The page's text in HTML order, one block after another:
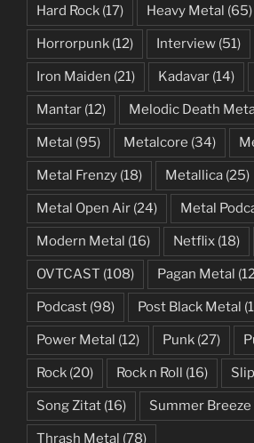
Hard Rock (17) Heavy Metal (65)
Horrorpunk (12) Interview (51)
Iron Maiden (21) Kadavar (14)
Mantar (12) Melodic Death
Metal (95) Metalcore (34)
Metal Frenzy (18) Metallica (25)
Metal Open Air (24) Metal
Modern Metal (16) Netflix (18)
OVTCAST (108) Pagan Metal
Podcast (98) Post Black Metal
Power Metal (12) Punk (27)
Rock (20) Rock n Roll (16)
Song Zitat (16) Summer Breeze
Thrash Metal (78)